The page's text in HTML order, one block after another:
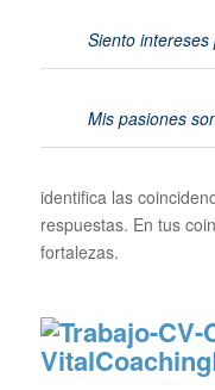
Siento intereses
Mis pasiones
identifica las
respuestas. En tus
fortalezas.